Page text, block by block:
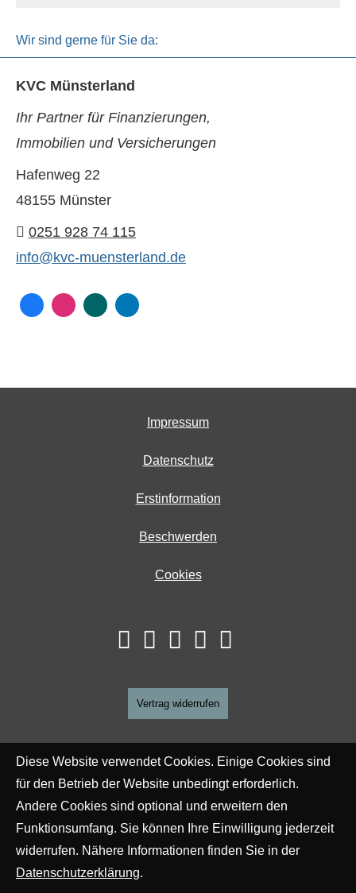
Wir sind gerne für Sie da:
KVC Münsterland
Ihr Partner für Finanzierungen,
Immobilien und Versicherungen
Hafenweg 22
48155 Münster
0251 928 74 115
info@kvc-muensterland.de
Impressum
Datenschutz
Erstinformation
Beschwerden
Cookies
Vertrag widerrufen
Diese Website verwendet Cookies. Einige Cookies sind
für den Betrieb der Website unbedingt erforderlich.
Andere Cookies sind optional und erweitern den
Funktionsumfang. Sie können Ihre Einwilligung jederzeit
widerrufen. Nähere Informationen finden Sie in der
Datenschutzerklärung.